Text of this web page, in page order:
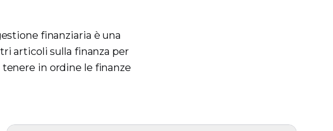
finanziaria è una
articoli sulla finanza per
in ordine le finanze